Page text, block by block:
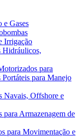
Gases
Irrigação
Hidráulicos,
para
para Manejo
Navais, Offshore e
Armazenagem de
para Movimentação e